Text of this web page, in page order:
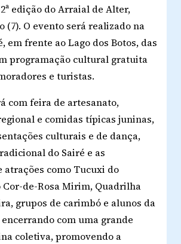
edição do Arraial de Alter,
(7). O evento será realizado na
em frente ao Lago dos Botos, das
programação cultural gratuita
e turistas.
com feira de artesanato,
e comidas típicas juninas,
culturais e de dança,
do Sairé e as
atrações como Tucuxi do
Cor-de-Rosa Mirim, Quadrilha
grupos de carimbó e alunos da
com uma grande
coletiva, promovendo a